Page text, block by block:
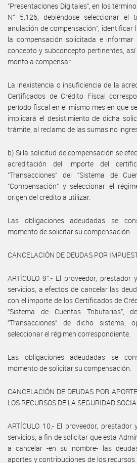
“Presentaciones Digitales”, en los
N° 5.126, debiéndose seleccionar el
anulación de compensación”, identificar
la compensación solicitada e informar
concepto y subconcepto pertinentes,
monto a compensar.
La inexistencia o insuficiencia de la
Certificados de Crédito Fiscal
período fiscal en el mismo mes en que
implicará el desistimiento de dicha
trámite, al reclamo de las sumas no
b) Si la solicitud de compensación se
acreditación del importe del
“Transacciones” del “Sistema de
“Compensación” y seleccionar el
origen del crédito a utilizar.
Las obligaciones adeudadas se
momento de solicitar su compensación.
CANCELACIÓN DE DEUDAS POR
ARTÍCULO 9°.- El proveedor,
servicios, a efectos de cancelar las
con el importe de los Certificados de
“Sistema de Cuentas Tributarias”,
“Transacciones” de dicho sistema,
seleccionar el régimen correspondiente.
Las obligaciones adeudadas se
momento de solicitar su compensación.
CANCELACIÓN DE DEUDAS POR
LOS RECURSOS DE LA SEGURIDAD
ARTÍCULO 10.- El proveedor,
servicios, a fin de solicitar que esta
a cancelar -en su nombre- las
aportes y contribuciones de los